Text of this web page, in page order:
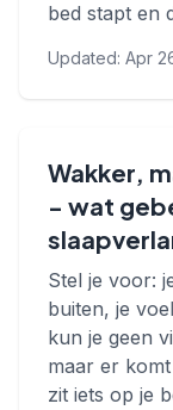
bed stapt en
Updated: Apr
Wakker,
- wat
Stel je voor:
buiten, je
kun je geen
maar er
zit iets op je